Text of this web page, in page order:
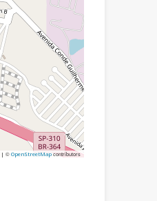
| © OpenStreetMapcontributors